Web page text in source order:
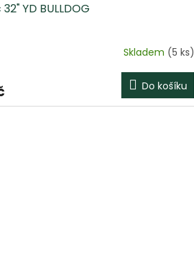
YD BULLDOG
Skladem (5 ks)
Do košíku